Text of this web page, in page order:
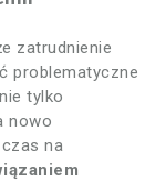
zatrudnienie
problematyczne
tylko
nowo
na